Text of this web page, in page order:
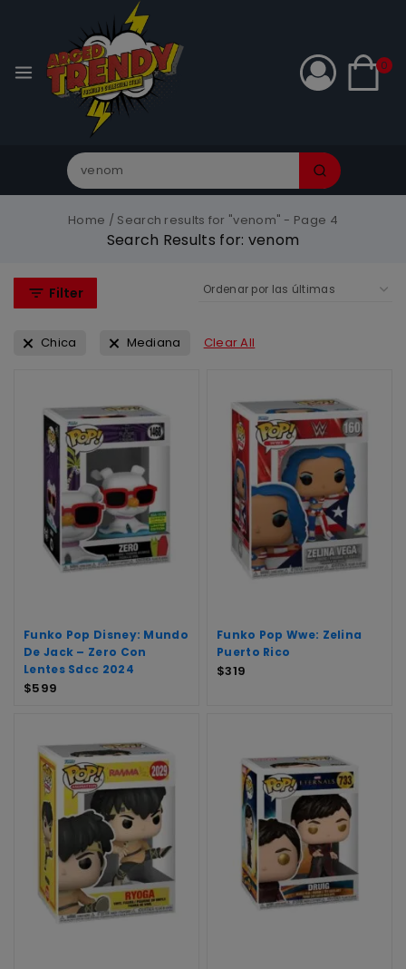
0
Home / Search results for "venom" - Page 4
Search Results for: venom
Filter
Chica Mediana Clear All
Funko Pop Disney: Mundo
De Jack – Zero Con
Lentes Sdcc 2024
$599
Funko Pop Wwe: Zelina
Puerto Rico
$319